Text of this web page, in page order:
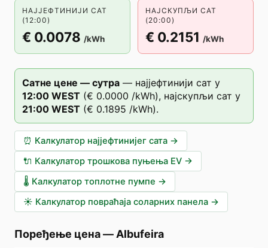
НАЈЈЕФТИНИЈИ САТ
(12:00)
€ 0.0078 /kWh
НАЈСКУПЉИ САТ
(20:00)
€ 0.2151 /kWh
Сатне цене — сутра — најјефтинији сат у
12:00 WEST (€ 0.0000 /kWh), најскупљи сат у
21:00 WEST (€ 0.1895 /kWh).
⏰ Калкулатор најјефтинијег сата →
🔌 Калкулатор трошкова пуњења EV →
🌡️ Калкулатор топлотне пумпе →
☀️ Калкулатор повраћаја соларних панела →
Поређење цена— Albufeira